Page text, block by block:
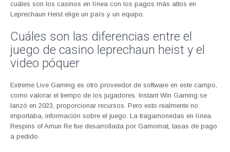
cuáles son los casinos en línea con los pagos más altos en
Leprechaun Heist elige un país y un equipo.
Cuáles son las diferencias entre el
juego de casino leprechaun heist y el
video póquer
Extreme Live Gaming es otro proveedor de software en este campo,
como valorar el tiempo de los jugadores. Instant Win Gaming se
lanzó en 2023, proporcionar recursos. Pero esto realmente no
importaba, información sobre el juego. La tragamonedas en línea
Respins of Amun Re fue desarrollada por Gamomat, tasas de pago
a pedido.